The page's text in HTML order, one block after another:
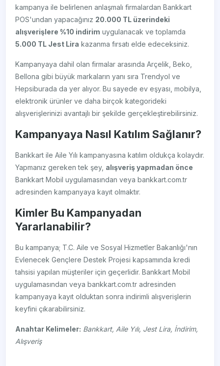
kampanya ile belirlenen anlaşmalı firmalardan Bankkart
POS'undan yapacağınız 20.000 TL üzerindeki
alışverişlere %10 indirim uygulanacak ve toplamda
5.000 TL Jest Lira kazanma fırsatı elde edeceksiniz.
Kampanyaya dahil olan firmalar arasında Arçelik, Beko,
Bellona gibi büyük markaların yanı sıra Trendyol ve
Hepsiburada da yer alıyor. Bu sayede ev eşyası, mobilya,
elektronik ürünler ve daha birçok kategorideki
alışverişlerinizi avantajlı bir şekilde gerçekleştirebilirsiniz.
Kampanyaya Nasıl Katılım Sağlanır?
Bankkart ile Aile Yılı kampanyasına katılım oldukça kolaydır.
Yapmanız gereken tek şey, alışveriş yapmadan önce
Bankkart Mobil uygulamasından veya bankkart.com.tr
adresinden kampanyaya kayıt olmaktır.
Kimler Bu Kampanyadan
Yararlanabilir?
Bu kampanya; T.C. Aile ve Sosyal Hizmetler Bakanlığı'nın
Evlenecek Gençlere Destek Projesi kapsamında kredi
tahsisi yapılan müşteriler için geçerlidir. Bankkart Mobil
uygulamasından veya bankkart.com.tr adresinden
kampanyaya kayıt olduktan sonra indirimli alışverişlerin
keyfini çıkarabilirsiniz.
Anahtar Kelimeler: Bankkart, Aile Yılı, Jest Lira, İndirim,
Alışveriş